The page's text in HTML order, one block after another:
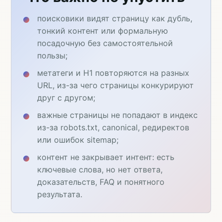
поисковики видят страницу как дубль,
тонкий контент или формальную
посадочную без самостоятельной
пользы;
метатеги и H1 повторяются на разных
URL, из-за чего страницы конкурируют
друг с другом;
важные страницы не попадают в индекс
из-за robots.txt, canonical, редиректов
или ошибок sitemap;
контент не закрывает интент: есть
ключевые слова, но нет ответа,
доказательств, FAQ и понятного
результата.